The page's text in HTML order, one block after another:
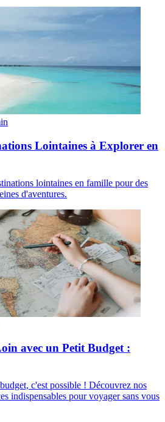
Lointaines à Explorer en
lointaines en famille pour des
d'aventures.
avec un Petit Budget :
c'est possible ! Découvrez nos
indispensables pour voyager sans vous